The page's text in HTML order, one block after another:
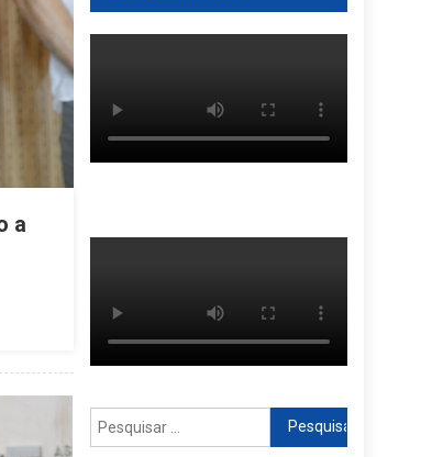
a
Pesquisar
por: